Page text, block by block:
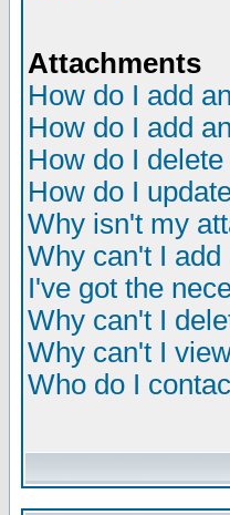
Attachments
How do I add
How do I add
How do I
How do I
Why isn't my
Why can't I
I've got the
Why can't I
Why can't I
Who do I